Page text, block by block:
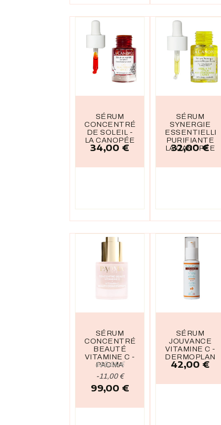
SÉRUM
CONCENTRÉ
DE SOLEIL -
LA CANOPÉE
Prix
34,00 €
SÉRUM
SYNERGIE
ESSENTIELLE
PURIFIANTE
LA CANOPÉE
Prix
32,00 €
SÉRUM
CONCENTRÉ
BEAUTÉ
VITAMINE C -
PAOMA
Prix
de
base
110,00 €
-11,00 €
99,00 €
SÉRUM
JOUVANCE
VITAMINE C -
DERMOPLANT
Prix
42,00 €